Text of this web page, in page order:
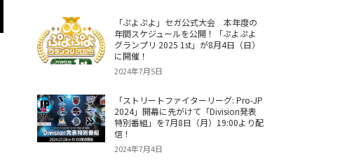
「ぷよぷよ」セガ公式大会 本年度の
年間スケジュールを公開！「ぷよぷよ
グランプリ 2025 1st」が8月4日（日）
に開催！
2024年7月5日
「ストリートファイターリーグ: Pro-JP
2024」開幕に先がけて「Division発表
特別番組」を7月8日（月）19:00より配
信！
2024年7月4日